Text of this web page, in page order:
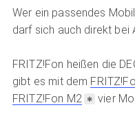
Wer ein passendes
darf sich auch direkt bei
FRITZ!Fon heißen die
gibt es mit dem
FRITZ!Fon M2
vier